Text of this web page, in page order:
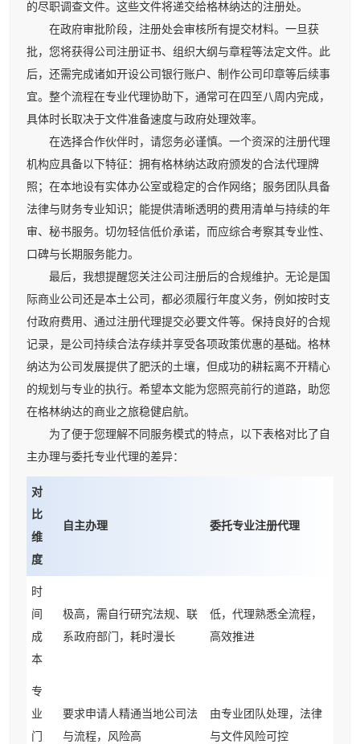
的尽职调查文件。这些文件将递交给格林纳达的注册处。
在政府审批阶段，注册处会审核所有提交材料。一旦获
批，您将获得公司注册证书、组织大纲与章程等法定文件。此
后，还需完成诸如开设公司银行账户、制作公司印章等后续事
宜。整个流程在专业代理协助下，通常可在四至八周内完成，
具体时长取决于文件准备速度与政府处理效率。
在选择合作伙伴时，请您务必谨慎。一个资深的注册代理
机构应具备以下特征：拥有格林纳达政府颁发的合法代理牌
照；在本地设有实体办公室或稳定的合作网络；服务团队具备
法律与财务专业知识；能提供清晰透明的费用清单与持续的年
审、秘书服务。切勿轻信低价承诺，而应综合考察其专业性、
口碑与长期服务能力。
最后，我想提醒您关注公司注册后的合规维护。无论是国
际商业公司还是本土公司，都必须履行年度义务，例如按时支
付政府费用、通过注册代理提交必要文件等。保持良好的合规
记录，是公司持续合法存续并享受各项政策优惠的基础。格林
纳达为公司发展提供了肥沃的土壤，但成功的耕耘离不开精心
的规划与专业的执行。希望本文能为您照亮前行的道路，助您
在格林纳达的商业之旅稳健启航。
为了便于您理解不同服务模式的特点，以下表格对比了自
主办理与委托专业代理的差异：
对
比
维
度
自主办理 委托专业注册代理
时
间
成
本
极高，需自行研究法规、联
系政府部门，耗时漫长
低，代理熟悉全流程，
高效推进
专
业
门
要求申请人精通当地公司法
与流程，风险高
由专业团队处理，法律
与文件风险可控